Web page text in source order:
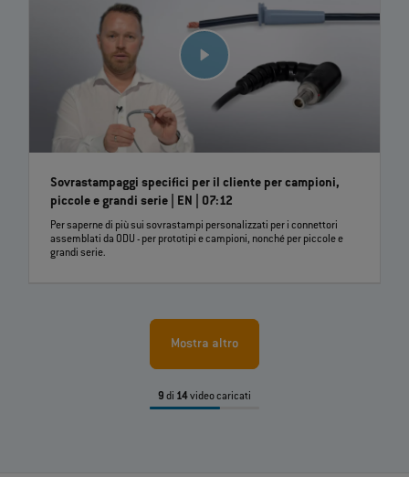
Sovrastampaggi specifici per il cliente per campioni,
piccole e grandi serie | EN | 07:12
Per saperne di più sui sovrastampi personalizzati per i connettori
assemblati da ODU - per prototipi e campioni, nonché per piccole e
grandi serie.
Mostra altro
9 di 14video caricati